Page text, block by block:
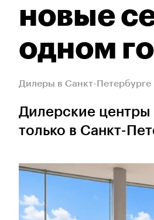
новые
одном
Дилеры в Санкт-Петербурге
Дилерские центры
только в Санкт-